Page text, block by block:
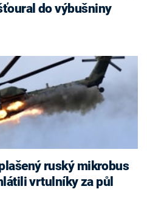
do výbušniny
vrtulníky za půl